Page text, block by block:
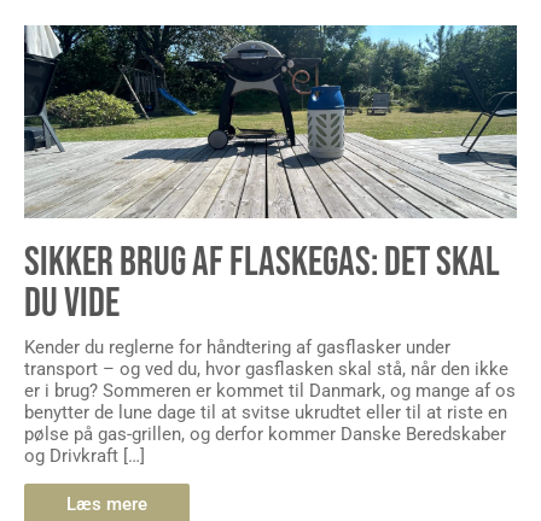
SIKKER BRUG AF FLASKEGAS: DET SKAL
DU VIDE
Kender du reglerne for håndtering af gasflasker under
transport – og ved du, hvor gasflasken skal stå, når den ikke
er i brug? Sommeren er kommet til Danmark, og mange af os
benytter de lune dage til at svitse ukrudtet eller til at riste en
pølse på gas-grillen, og derfor kommer Danske Beredskaber
og Drivkraft […]
Læs mere